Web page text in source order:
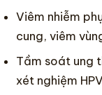
Viêm nhiễm
cung, viêm
Tầm soát ung
xét nghiệm HPV